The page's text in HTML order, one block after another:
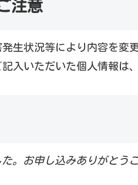
注意
生状況等により内容を変
入いただいた個人情報は
。お申し込みありがとう